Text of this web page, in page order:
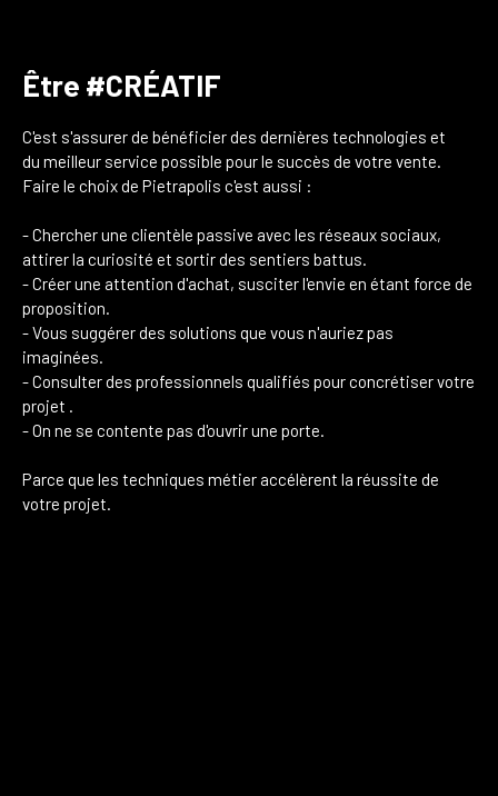
Être #CRÉATIF
C'est s'assurer de bénéficier des dernières technologies et
du meilleur service possible pour le succès de votre vente.
Faire le choix de Pietrapolis c'est aussi :
- Chercher une clientèle passive avec les réseaux sociaux,
attirer la curiosité et sortir des sentiers battus.
- Créer une attention d'achat, susciter l'envie en étant force de
proposition.
- Vous suggérer des solutions que vous n'auriez pas
imaginées.
- Consulter des professionnels qualifiés pour concrétiser votre
projet .
- On ne se contente pas d'ouvrir une porte.
Parce que les techniques métier accélèrent la réussite de
votre projet.